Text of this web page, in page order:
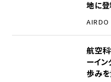
地に
AIRDO
航空
ーイン
歩み